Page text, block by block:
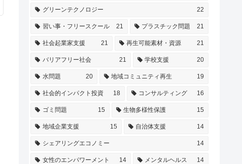
グリーンテクノロジー 22
習い事・フリースクール 21 プラスチック問題 21
社会起業家支援 21 再生可能素材・資源 21
バリアフリー社会 21 学校支援 20
水問題 20 地域コミュニティ再生 19
社会的インパクト投資 18 コンサルティング 16
ゴミ問題 15 生物多様性保護 15
地域企業支援 15 自治体支援 14
シェアリングエコノミー 14
女性のエンパワーメント 14 メンタルヘルス 14